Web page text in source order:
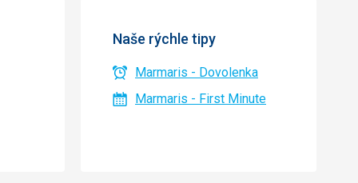
Naše rýchle tipy
Marmaris - Dovolenka
Marmaris - First Minute